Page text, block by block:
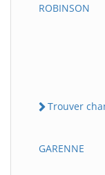
ROBINSON
Trouver
GARENNE